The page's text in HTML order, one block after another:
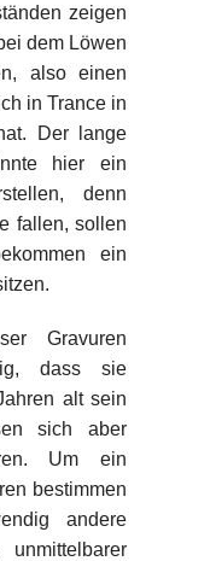
zeigen
dem Löwen
also einen
in Trance in
Der lange
hier ein
denn
fallen, sollen
ein
Gravuren
dass sie
alt sein
sich aber
Um ein
bestimmen
andere